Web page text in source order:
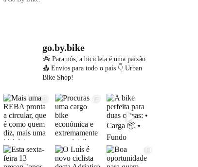
go.by.bike
🚲 Para nós, a bicicleta é uma paixão
📤 Envios para todo o país 👇 Urban
Bike Shop!